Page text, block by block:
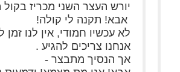
יורש העצר השני מכריז
אבא! תקנה לי קולה!
לא עכשיו חמודי, אין לנו
אנחנו צריכים להגיע .
אך הנסיך מתבצר -